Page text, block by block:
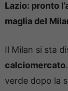
Lazio: pronto
maglia del
Il Milan si sta
calciomercato
verde dopo la